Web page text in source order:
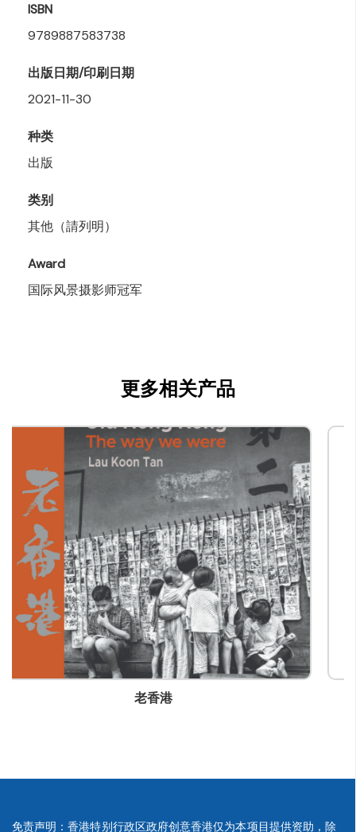
ISBN
9789887583738
出版日期/印刷日期
2021-11-30
种类
出版
类别
其他（請列明）
Award
国际风景摄影师冠军
jlau@eastprophoto.com
更多相关产品
免责声明：香港特别行政区政府创意香港仅为本项目提供资助，除